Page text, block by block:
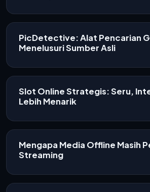
PicDetective: Alat Pencarian
Menelusuri Sumber Asli
Slot Online Strategis: Seru,
Lebih Menarik
Mengapa Media Offline Masih
Streaming